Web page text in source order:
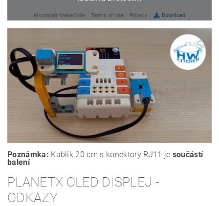
Poznámka: Kablík 20 cm s konektory RJ11 je součástí
balení
PLANETX OLED DISPLEJ -
ODKAZY